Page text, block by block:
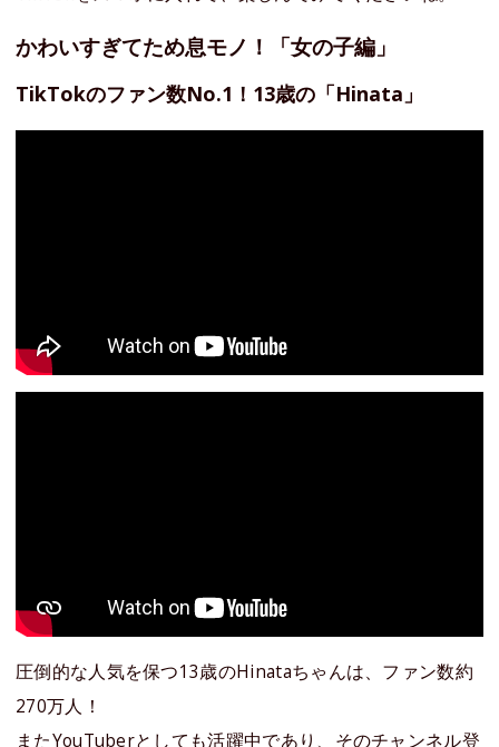
かわいすぎてため息モノ！「女の子編」
TikTokのファン数No.1！13歳の「Hinata」
圧倒的な人気を保つ13歳のHinataちゃんは、ファン数約
270万人！
またYouTuberとしても活躍中であり、そのチャンネル登